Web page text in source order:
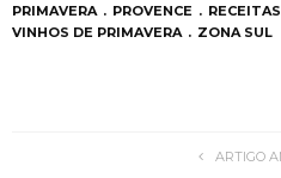
PRIMAVERA
PROVENCE RECEITAS
VINHOS DE PRIMAVERA
ZONA SUL
ARTIGO